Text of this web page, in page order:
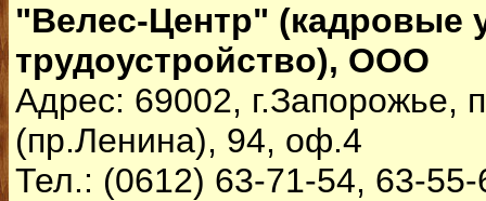
"Велес-Центр" (кадровые
трудоустройство), ООО
Адрес: 69002, г.Запорожье,
(пр.Ленина), 94, оф.4
Тел.: (0612) 63-71-54, 63-